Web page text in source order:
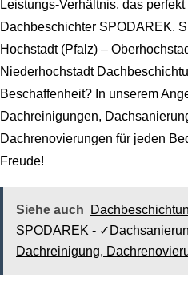
Leistungs-Verhältnis, das
Dachbeschichter SPODAREK.
Hochstadt (Pfalz) –
Niederhochstadt
Beschaffenheit? In unserem
Dachreinigungen,
Dachrenovierungen für jeden
Freude!
Siehe auch
SPODAREK -
Dachreinigung,